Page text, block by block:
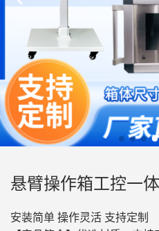
悬臂操作箱工控一
安装简单 操作灵活 支持定制